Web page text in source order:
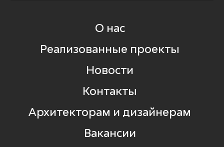
О нас
Реализованные проекты
Новости
Контакты
Архитекторам и дизайнерам
Вакансии